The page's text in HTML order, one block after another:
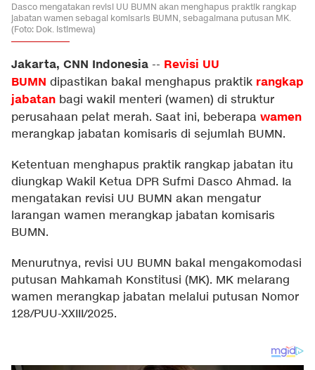
Dasco mengatakan revisi UU BUMN akan menghapus praktik rangkap
jabatan wamen sebagai komisaris BUMN, sebagaimana putusan MK.
(Foto: Dok. Istimewa)
Jakarta, CNN Indonesia -- Revisi UU
BUMN dipastikan bakal menghapus praktik rangkap
jabatan bagi wakil menteri (wamen) di struktur
perusahaan pelat merah. Saat ini, beberapa wamen
merangkap jabatan komisaris di sejumlah BUMN.
Ketentuan menghapus praktik rangkap jabatan itu
diungkap Wakil Ketua DPR Sufmi Dasco Ahmad. Ia
mengatakan revisi UU BUMN akan mengatur
larangan wamen merangkap jabatan komisaris
BUMN.
Menurutnya, revisi UU BUMN bakal mengakomodasi
putusan Mahkamah Konstitusi (MK). MK melarang
wamen merangkap jabatan melalui putusan Nomor
128/PUU-XXIII/2025.